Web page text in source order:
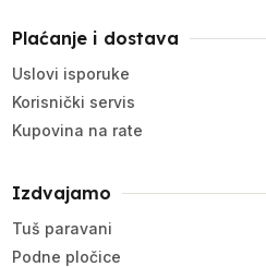
Plaćanje i dostava
Uslovi isporuke
Korisnički servis
Kupovina na rate
Izdvajamo
Tuš paravani
Podne pločice